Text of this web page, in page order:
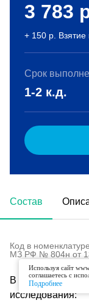
Состав
Код в
МЗ РФ № 804н от
В состав
исследования:
3 783
+ 150 р. Взятие
Срок
1-2 к.д.
Используя сайт
соглашаетесь с
Подробнее